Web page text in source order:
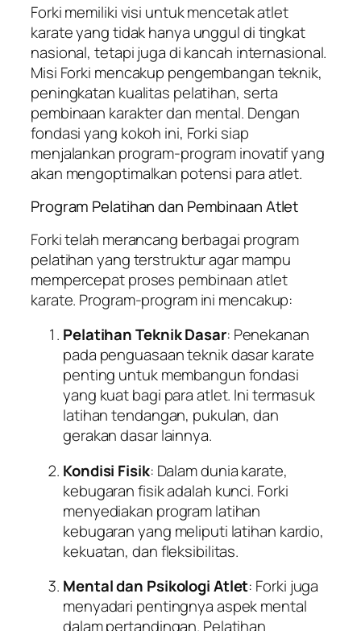
Forki memiliki visi untuk mencetak atlet
karate yang tidak hanya unggul di tingkat
nasional, tetapi juga di kancah internasional.
Misi Forki mencakup pengembangan teknik,
peningkatan kualitas pelatihan, serta
pembinaan karakter dan mental. Dengan
fondasi yang kokoh ini, Forki siap
menjalankan program-program inovatif yang
akan mengoptimalkan potensi para atlet.
Program Pelatihan dan Pembinaan Atlet
Forki telah merancang berbagai program
pelatihan yang terstruktur agar mampu
mempercepat proses pembinaan atlet
karate. Program-program ini mencakup:
Pelatihan Teknik Dasar: Penekanan
pada penguasaan teknik dasar karate
penting untuk membangun fondasi
yang kuat bagi para atlet. Ini termasuk
latihan tendangan, pukulan, dan
gerakan dasar lainnya.
Kondisi Fisik: Dalam dunia karate,
kebugaran fisik adalah kunci. Forki
menyediakan program latihan
kebugaran yang meliputi latihan kardio,
kekuatan, dan fleksibilitas.
Mental dan Psikologi Atlet: Forki juga
menyadari pentingnya aspek mental
dalam pertandingan. Pelatihan